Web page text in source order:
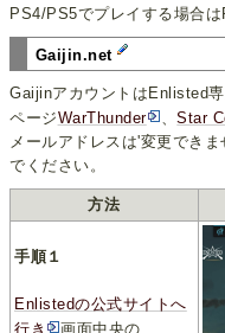
PS4/PS5でプレイする場合
Gaijin.net
GaijinアカウントはEnlisted
ページWarThunder 、Star
メールアドレスは'変更でき
でください。
方法
手順１
Enlistedの公式サイトへ
行き
画面中央の